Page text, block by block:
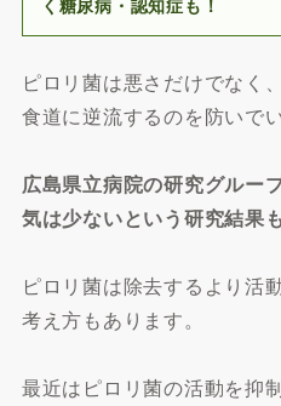
く糖尿病・認知症も！
ピロリ菌は悪さだけでなく
食道に逆流するのを防いでい
広島県立病院の研究グルー
気は少ないという研究結果
ピロリ菌は除去するより活
考え方もあります。
最近はピロリ菌の活動を抑